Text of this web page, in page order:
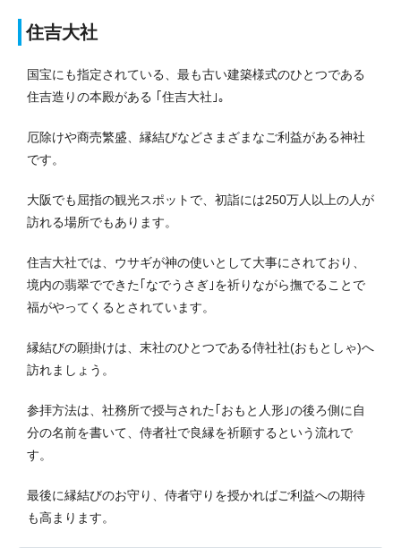
住吉大社
国宝にも指定されている、最も古い建築様式のひとつである
住吉造りの本殿がある ｢住吉大社｣。
厄除けや商売繁盛、縁結びなどさまざまなご利益がある神社
です。
大阪でも屈指の観光スポットで、初詣には250万人以上の人が
訪れる場所でもあります。
住吉大社では、ウサギが神の使いとして大事にされており、
境内の翡翠でできた｢なでうさぎ｣を祈りながら撫でることで
福がやってくるとされています。
縁結びの願掛けは、末社のひとつである侍社社(おもとしゃ)へ
訪れましょう。
参拝方法は、社務所で授与された｢おもと人形｣の後ろ側に自
分の名前を書いて、侍者社で良縁を祈願するという流れで
す。
最後に縁結びのお守り、侍者守りを授かればご利益への期待
も高まります。